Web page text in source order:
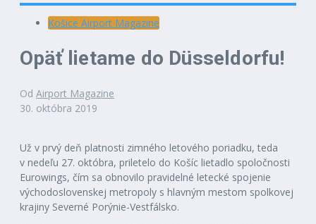
Košice Airport Magazine
Opäť lietame do Düsseldorfu!
Od Airport Magazine
30. októbra 2019
Už v prvý deň platnosti zimného letového poriadku, teda
v nedeľu 27. októbra, priletelo do Košíc lietadlo spoločnosti
Eurowings, čím sa obnovilo pravidelné letecké spojenie
východoslovenskej metropoly s hlavným mestom spolkovej
krajiny Severné Porýnie-Vestfálsko.